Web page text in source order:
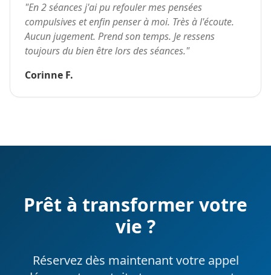
"En 2 séances j'ai pu refouler mes pensées
compulsives et enfin penser à moi. Très à l'écoute.
Aucun jugement. Prend son temps. Je ressens
toujours du bien être lors des séances."
Corinne F.
Prêt à transformer votre
vie ?
Réservez dès maintenant votre appel